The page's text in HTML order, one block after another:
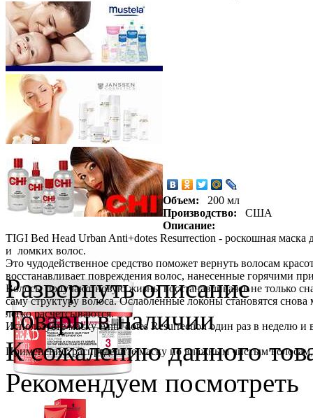
Объем:
200 мл
Производство:
США
Описание:
TIGI Bed Head Urban Anti+dotes Resurrection - роскошная
и ломких волос.
Это чудодейственное средство поможет вернуть волосам
восстанавливает повреждения волос, нанесенные горячими
Волосы получают новую жизнь, восстанавливаясь не только
саму структуру волоса. Ослабленные локоны становятся
легко расчетсываются.
Используете маску Anti+dotes Resurrection один раз в неделю
Применение: распределите маску по влажным чистым
Развернуть описание
Товары в наличии
К сожалению данного
Рекомендуем посмотреть